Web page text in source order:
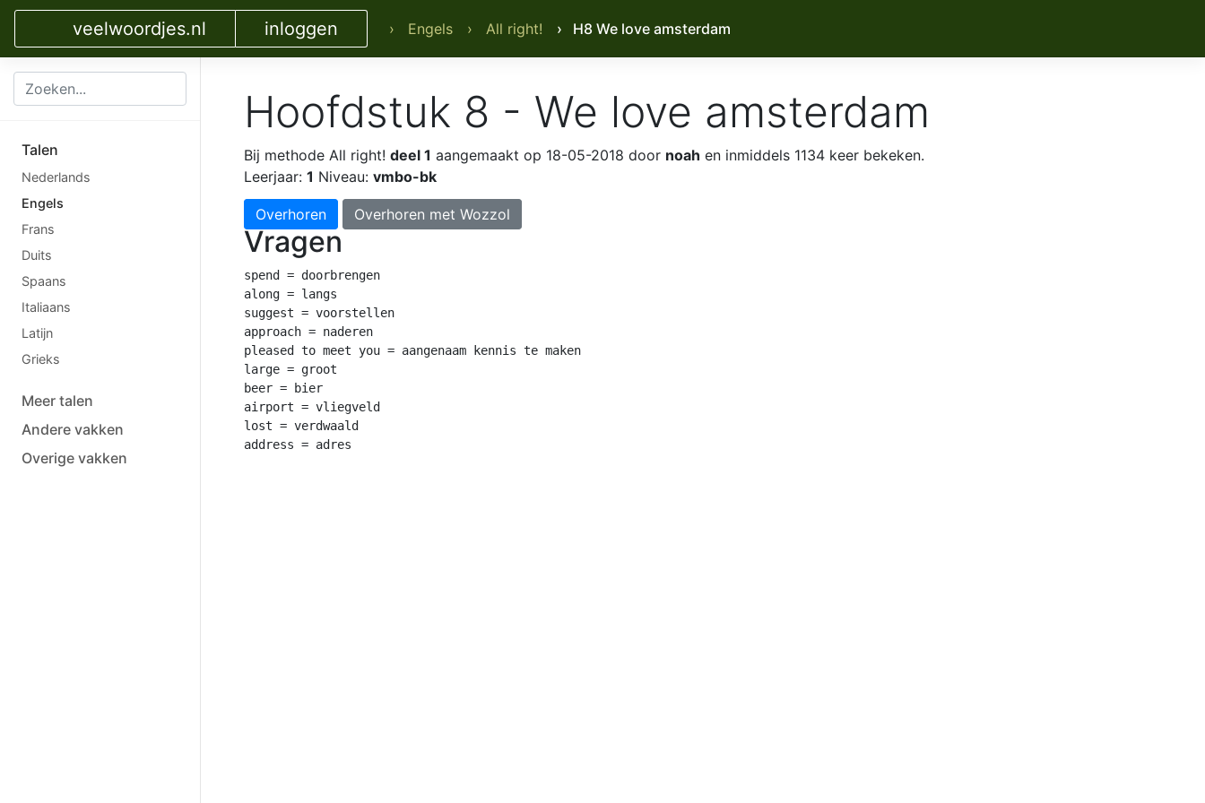
veelwoordjes.nl inloggen › Engels › All right! › H8 We love amsterdam
Talen
Nederlands
Engels
Frans
Duits
Spaans
Italiaans
Latijn
Grieks
Meer talen
Andere vakken
Overige vakken
Hoofdstuk 8 - We love amsterdam
Bij methode All right! deel 1 aangemaakt op 18-05-2018 door noah en inmiddels 1134 keer bekeken.
Leerjaar: 1 Niveau: vmbo-bk
Overhoren Overhoren met Wozzol
Vragen
spend = doorbrengen
along = langs
suggest = voorstellen
approach = naderen
pleased to meet you = aangenaam kennis te maken
large = groot
beer = bier
airport = vliegveld
lost = verdwaald